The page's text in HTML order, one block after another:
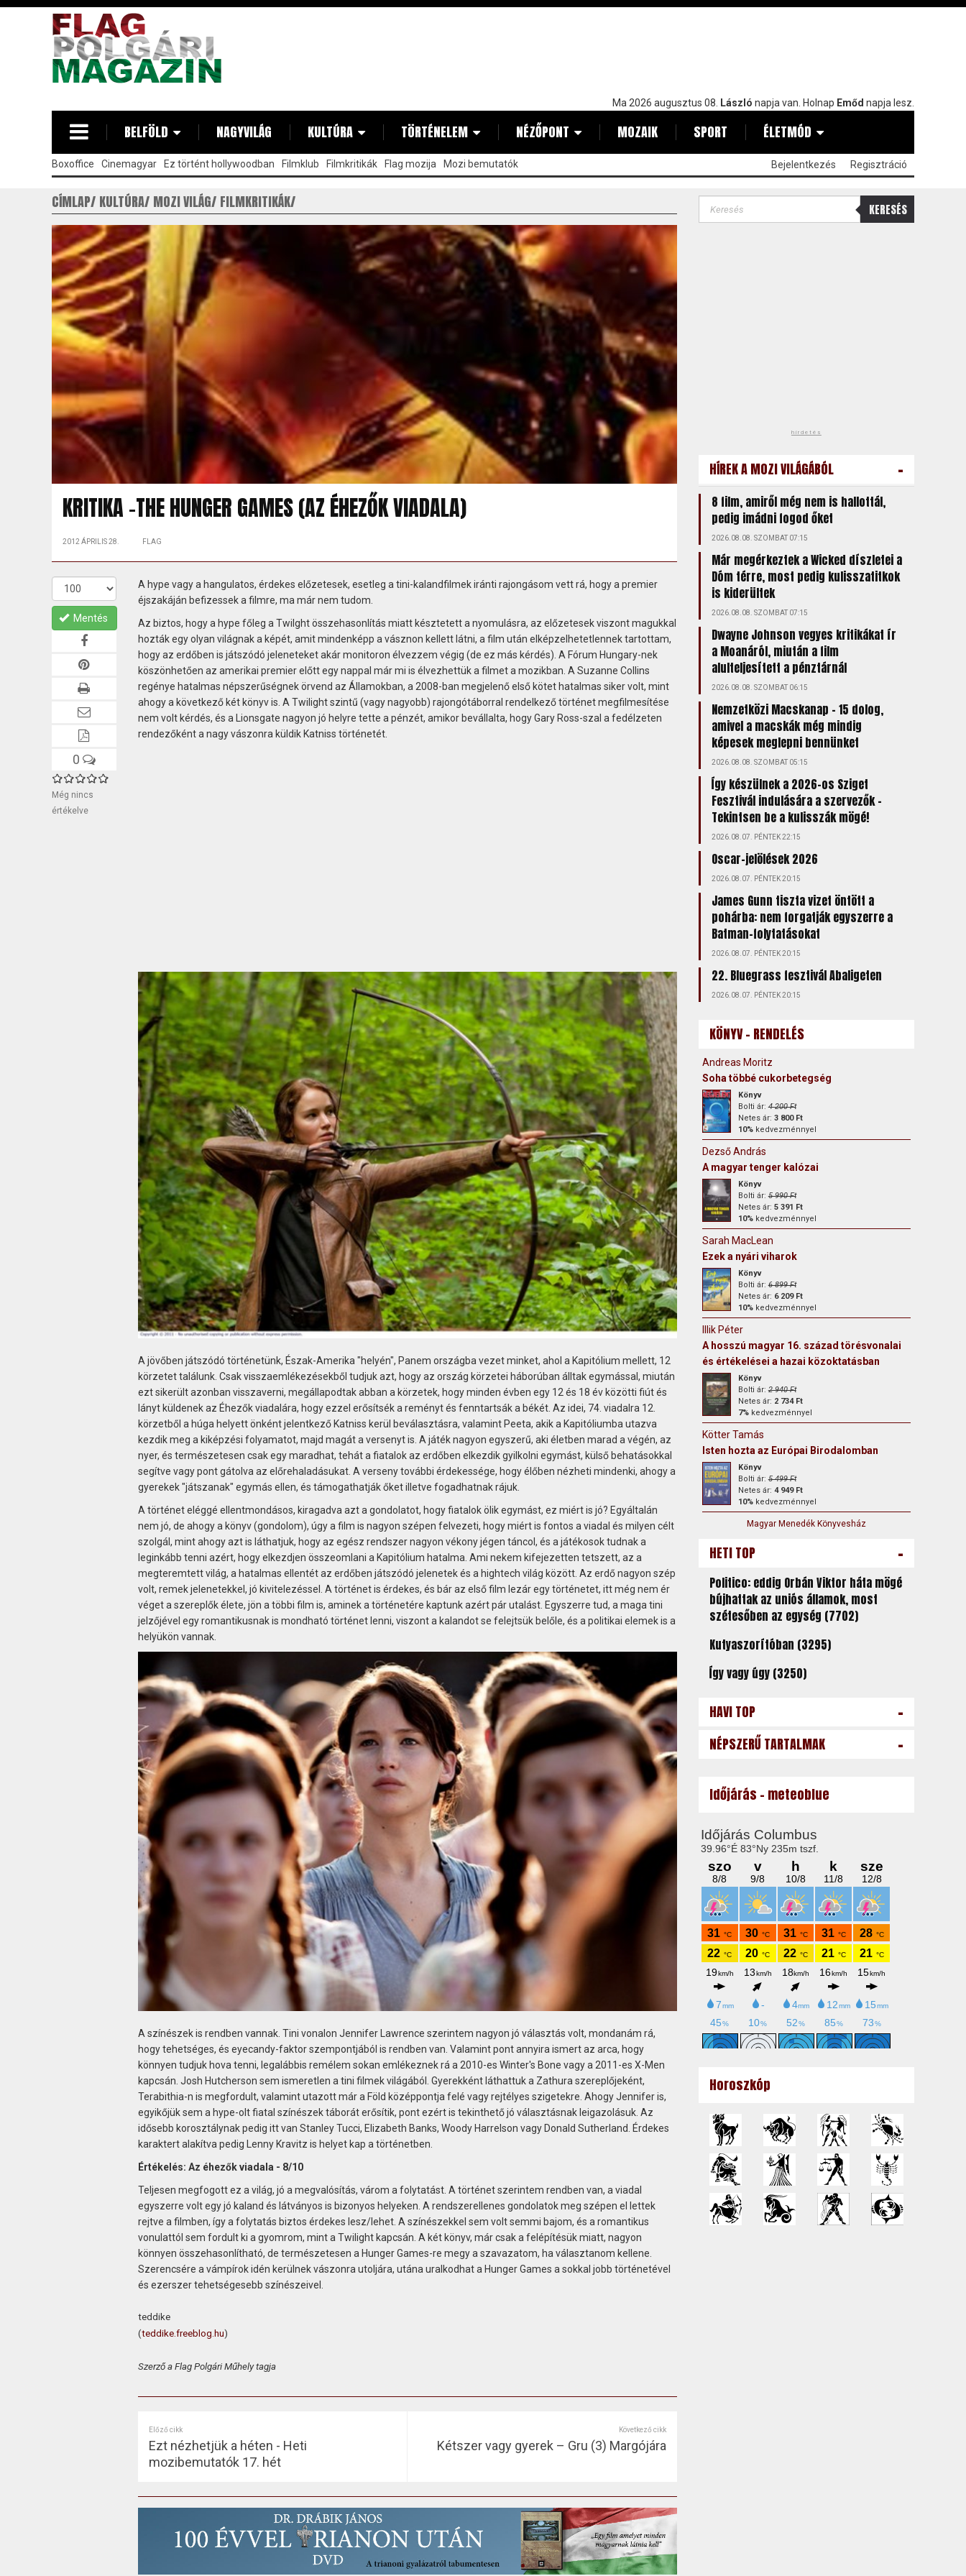
Ma 2026 augusztus 08. László napja van. Holnap Emőd napja lesz.
BELFÖLD NAGYVILÁG KULTÚRA TÖRTÉNELEM NÉZŐPONT MOZAIK SPORT ÉLETMÓD
Boxoffice Cinemagyar Ez történt hollywoodban Filmklub Filmkritikák Flag mozija Mozi bemutatók Bejelentkezés Regisztráció
CÍMLAP KULTÚRA MOZI VILÁG FILMKRITIKÁK
KRITIKA -THE HUNGER GAMES (AZ ÉHEZŐK VIADALA)
2012 ÁPRILIS 28. FLAG
Mentés
0
Még nincs
értékelve
A hype vagy a hangulatos, érdekes előzetesek, esetleg a tini-kalandfilmek iránti rajongásom vett rá, hogy a premier
éjszakáján befizessek a filmre, ma már nem tudom.
Az biztos, hogy a hype főleg a Twilght összehasonlítás miatt késztetett a nyomulásra, az előzetesek viszont magukkal
hozták egy olyan világnak a képét, amit mindenképp a vásznon kellett látni, a film után elképzelhetetlennek tartottam,
hogy az erdőben is játszódó jeleneteket akár monitoron élvezzem végig (de ez más kérdés). A Fórum Hungary-nek
köszönhetően az amerikai premier előtt egy nappal már mi is élvezhettük a filmet a mozikban. A Suzanne Collins
regénye hatalmas népszerűségnek örvend az Államokban, a 2008-ban megjelenő első kötet hatalmas siker volt, mint
ahogy a következő két könyv is. A Twilight szintű (vagy nagyobb) rajongótáborral rendelkező történet megfilmesítése
nem volt kérdés, és a Lionsgate nagyon jó helyre tette a pénzét, amikor bevállalta, hogy Gary Ross-szal a fedélzeten
rendezőként a nagy vászonra küldik Katniss történetét.
A jövőben játszódó történetünk, Észak-Amerika "helyén", Panem országba vezet minket, ahol a Kapitólium mellett, 12
körzetet találunk. Csak visszaemlékezésekből tudjuk azt, hogy az ország körzetei háborúban álltak egymással, miután
ezt sikerült azonban visszaverni, megállapodtak abban a körzetek, hogy minden évben egy 12 és 18 év közötti fiút és
lányt küldenek az Éhezők viadalára, hogy ezzel erősítsék a reményt és fenntartsák a békét. Az idei, 74. viadalra 12.
körzetből a húga helyett önként jelentkező Katniss kerül beválasztásra, valamint Peeta, akik a Kapitóliumba utazva
kezdik meg a kiképzési folyamatot, majd magát a versenyt is. A játék nagyon egyszerű, aki életben marad a végén, az
nyer, és természetesen csak egy maradhat, tehát a fiatalok az erdőben elkezdik gyilkolni egymást, külső behatásokkal
segítve vagy pont gátolva az előrehaladásukat. A verseny további érdekessége, hogy élőben nézheti mindenki, ahogy a
gyerekek "játszanak" egymás ellen, és támogathatják őket illetve fogadhatnak rájuk.
A történet eléggé ellentmondásos, kiragadva azt a gondolatot, hogy fiatalok ölik egymást, ez miért is jó? Egyáltalán
nem jó, de ahogy a könyv (gondolom), úgy a film is nagyon szépen felvezeti, hogy miért is fontos a viadal és milyen célt
szolgál, mint ahogy azt is láthatjuk, hogy az egész rendszer nagyon vékony jégen táncol, és a játékosok tudnak a
leginkább tenni azért, hogy elkezdjen összeomlani a Kapitólium hatalma. Ami nekem kifejezetten tetszett, az a
megteremtett világ, a hatalmas ellentét az erdőben játszódó jelenetek és a hightech világ között. Az erdő nagyon szép
volt, remek jelenetekkel, jó kivitelezéssel. A történet is érdekes, és bár az első film lezár egy történetet, itt még nem ér
véget a szereplők élete, jön a többi film is, aminek a történetére kaptunk azért pár utalást. Egyszerre tud, a maga tini
jelzőjével egy romantikusnak is mondható történet lenni, viszont a kalandot se felejtsük belőle, és a politikai elemek is a
helyükön vannak.
A színészek is rendben vannak. Tini vonalon Jennifer Lawrence szerintem nagyon jó választás volt, mondanám rá,
hogy tehetséges, és eyecandy-faktor szempontjából is rendben van. Valamint pont annyira ismert az arca, hogy
könnyen tudjuk hova tenni, legalábbis remélem sokan emlékeznek rá a 2010-es Winter's Bone vagy a 2011-es X-Men
kapcsán. Josh Hutcherson sem ismeretlen a tini filmek világából. Gyerekként láthattuk a Zathura szereplőjeként,
Terabithia-n is megfordult, valamint utazott már a Föld középpontja felé vagy rejtélyes szigetekre. Ahogy Jennifer is,
egyikőjük sem a hype-olt fiatal színészek táborát erősítik, pont ezért is tekinthető jó választásnak leigazolásuk. Az
idősebb korosztálynak pedig itt van Stanley Tucci, Elizabeth Banks, Woody Harrelson vagy Donald Sutherland. Érdekes
karaktert alakítva pedig Lenny Kravitz is helyet kap a történetben.
Értékelés: Az éhezők viadala - 8/10
Teljesen megfogott ez a világ, jó a megvalósítás, várom a folytatást. A történet szerintem rendben van, a viadal
egyszerre volt egy jó kaland és látványos is bizonyos helyeken. A rendszerellenes gondolatok meg szépen el lettek
rejtve a filmben, így a folytatás biztos érdekes lesz/lehet. A színészekkel sem volt semmi bajom, és a romantikus
vonulattól sem fordult ki a gyomrom, mint a Twilight kapcsán. A két könyv, már csak a felépítésük miatt, nagyon
könnyen összehasonlítható, de természetesen a Hunger Games-re megy a szavazatom, ha választanom kellene.
Szerencsére a vámpírok idén kerülnek vászonra utoljára, utána uralkodhat a Hunger Games a sokkal jobb történetével
és ezerszer tehetségesebb színészeivel.
teddike
(teddike.freeblog.hu)
Szerző a Flag Polgári Műhely tagja
Előző cikk
Ezt nézhetjük a héten - Heti
mozibemutatók 17. hét
Következő cikk
Kétszer vagy gyerek – Gru (3) Margójára
KERESÉS
hirdetés
HÍREK A MOZI VILÁGÁBÓL -
8 film, amiről még nem is hallottál,
pedig imádni fogod őket
2026.08.08. SZOMBAT 07:15
Már megérkeztek a Wicked díszletei a
Dóm térre, most pedig kulisszatitkok
is kiderültek
2026.08.08. SZOMBAT 07:15
Dwayne Johnson vegyes kritikákat ír
a Moanáról, miután a film
alulteljesített a pénztárnál
2026.08.08. SZOMBAT 06:15
Nemzetközi Macskanap – 15 dolog,
amivel a macskák még mindig
képesek meglepni bennünket
2026.08.08. SZOMBAT 05:15
Így készülnek a 2026-os Sziget
Fesztivál indulására a szervezők –
Tekintsen be a kulisszák mögé!
2026.08.07. PÉNTEK 22:15
Oscar-jelölések 2026
2026.08.07. PÉNTEK 20:15
James Gunn tiszta vizet öntött a
pohárba: nem forgatják egyszerre a
Batman-folytatásokat
2026.08.07. PÉNTEK 20:15
22. Bluegrass fesztivál Abaligeten
2026.08.07. PÉNTEK 20:15
KÖNYV - RENDELÉS
Andreas Moritz
Soha többé cukorbetegség
Könyv
Bolti ár:4 200 Ft
Netes ár: 3 800 Ft
10%kedvezménnyel
Dezső András
A magyar tenger kalózai
Könyv
Bolti ár:5 990 Ft
Netes ár: 5 391 Ft
10%kedvezménnyel
Sarah MacLean
Ezek a nyári viharok
Könyv
Bolti ár:6 899 Ft
Netes ár: 6 209 Ft
10%kedvezménnyel
Illik Péter
A hosszú magyar 16. század törésvonalai
és értékelései a hazai közoktatásban
Könyv
Bolti ár:2 940 Ft
Netes ár: 2 734 Ft
7%kedvezménnyel
Kötter Tamás
Isten hozta az Európai Birodalomban
Könyv
Bolti ár:5 499 Ft
Netes ár: 4 949 Ft
10%kedvezménnyel
Magyar Menedék Könyvesház
HETI TOP -
Politico: eddig Orbán Viktor háta mögé
bújhattak az uniós államok, most
szétesőben az egység (7702)
Kutyaszorítóban (3295)
Így vagy úgy (3250)
HAVI TOP -
NÉPSZERŰ TARTALMAK -
Időjárás - meteoblue
Horoszkóp